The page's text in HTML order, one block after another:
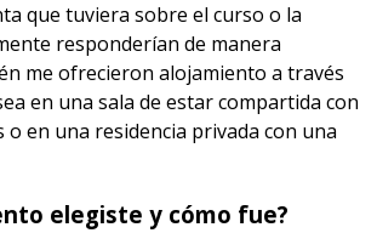
que tuviera sobre el curso o la
responderían de manera
me ofrecieron alojamiento a través
en una sala de estar compartida con
en una residencia privada con una
elegiste y cómo fue?